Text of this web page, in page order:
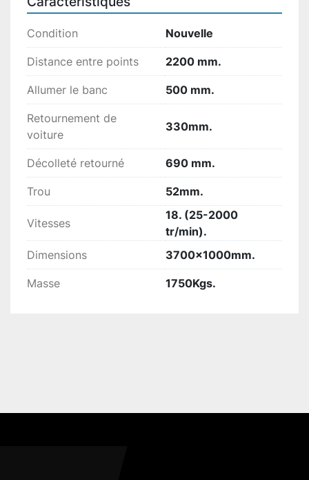
Condition Nouvelle
Distance entre points 2200 mm.
Allumer le banc 500 mm.
Retournement de
voiture
330mm.
Décolleté retourné 690 mm.
Trou 52mm.
Vitesses
18. (25-2000
tr/min).
Dimensions
3700x1000mm.
Masse 1750Kgs.